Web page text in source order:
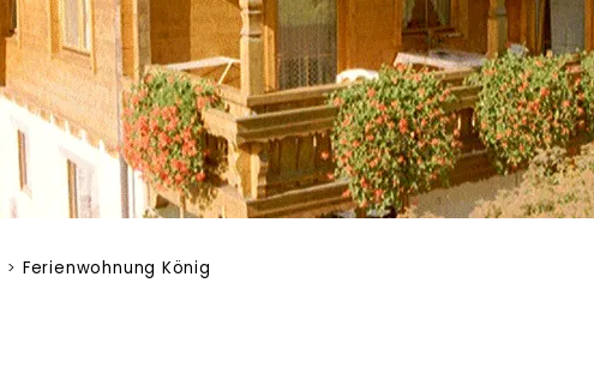
Ferienwohnung König